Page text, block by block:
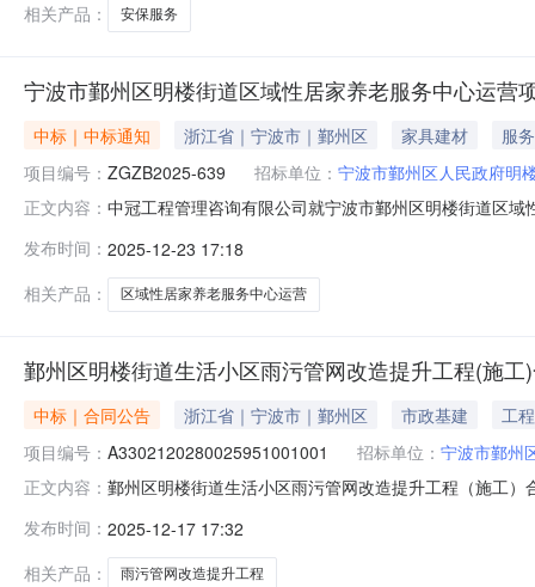
相关产品：
安保服务
宁波市鄞州区明楼街道区域性居家养老服务中心运营
中标｜中标通知 浙江省｜宁波市｜鄞州区 家具建材
服务
项目编号： ZGZB2025-639 招标单位： 宁波市鄞州区人民政府明
正文内容： 中冠工程管理咨询有限公司就宁波市鄞州区明楼街道区
日-2025年12月26日六、中标内容：序号招标内容中标
政策与区级相
发布时间： 2025-12-23 17:18
相关产品：
区域性居家养老服务中心运营
鄞州区明楼街道生活小区雨污管网改造提升工程(施工
中标｜合同公告 浙江省｜宁波市｜鄞州区 市政基建
工程
项目编号： A3302120280025951001001 招标单位： 宁波市鄞州
正文内容： 鄞州区明楼街道生活小区雨污管网改造提升工程（施工
主要内容施工图范围内的鄞州区明楼街道生活小区雨污
建设局签订时间202
发布时间： 2025-12-17 17:32
相关产品：
雨污管网改造提升工程